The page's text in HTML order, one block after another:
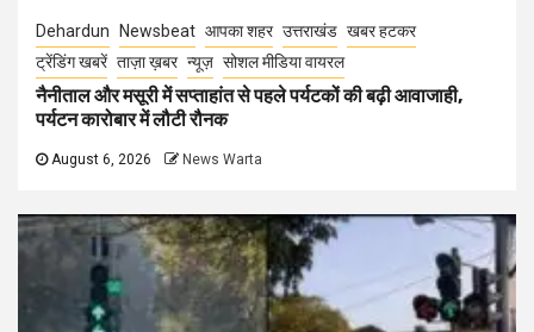
Dehardun Newsbeat आपका शहर उत्तराखंड खबर हटकर
ट्रेंडिंग खबरें ताज़ा ख़बर न्यूज़ सोशल मीडिया वायरल
नैनीताल और मसूरी में सप्ताहांत से पहले पर्यटकों की बढ़ी आवाजाही,
पर्यटन कारोबार में लौटी रौनक
August 6, 2026 News Warta